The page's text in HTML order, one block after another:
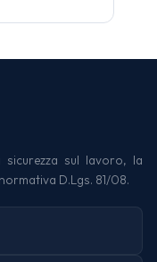
sul lavoro, la
D.Lgs. 81/08.